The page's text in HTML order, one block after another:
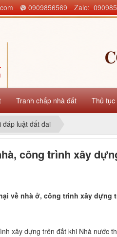
Tranh chấp nhà đất Thủ tục
0909856569 Zalo:
đáp luật đất đai
công trình xây
về nhà ở, công trình xây dựng
xây dựng trên đất khi Nhà nước